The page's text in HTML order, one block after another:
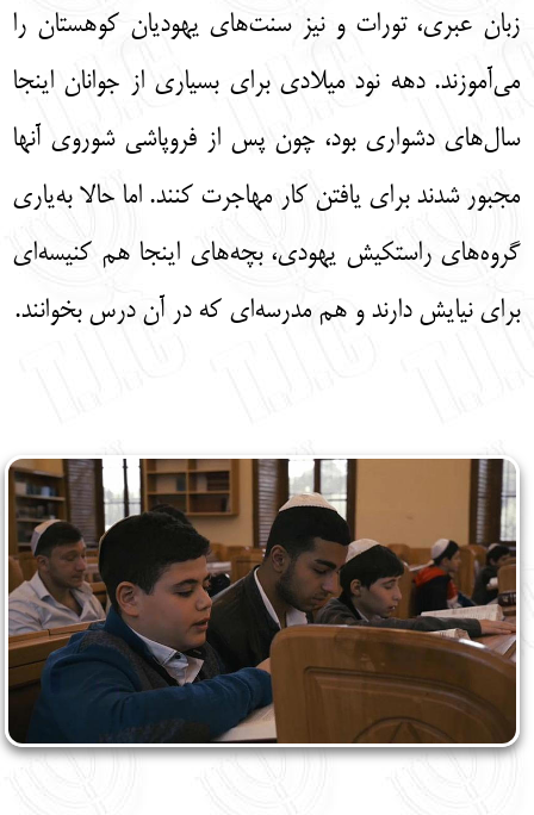
زبان عبری، تورات و نیز سنت‌های یهودیان کوهستان را
می‌آموزند. دهه نود میلادی برای بسیاری از جوانان اینجا
سال‌های دشواری بود، چون پس از فروپاشی شوروی آنها
مجبور شدند برای یافتن کار مهاجرت کنند. اما حالا به‌یاری
گروه‌های راستکیش یهودی، بچه‌های اینجا هم کنیسه‌ای
برای نیایش دارند و هم مدرسه‌ای که در آن درس بخوانند.